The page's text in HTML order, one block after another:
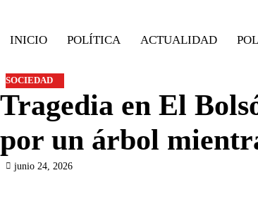
content
INICIO POLÍTICA ACTUALIDAD
SOCIEDAD
Tragedia en El
por un árbol
junio 24, 2026